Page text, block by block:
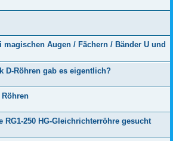
magischen Augen / Fächern / Bänder U und
D-Röhren gab es eigentlich?
RG1-250 HG-Gleichrichterröhre gesucht